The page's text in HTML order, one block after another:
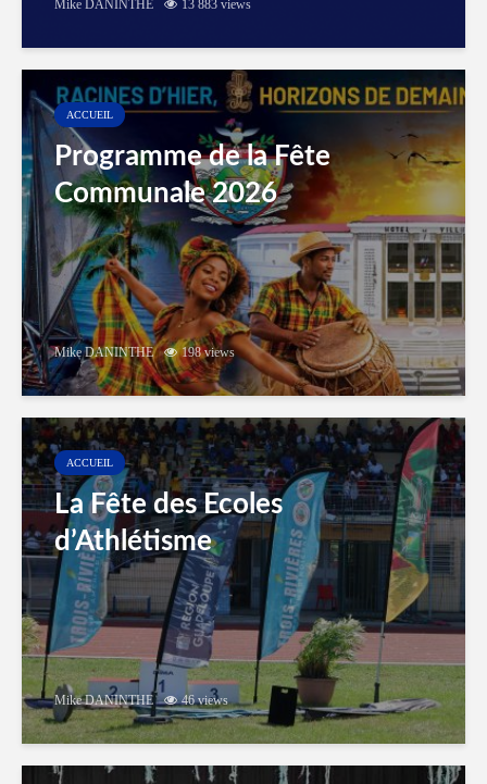
Mike DANINTHE 13 883 views
ACCUEIL
Programme de la Fête
Communale 2026
Mike DANINTHE 198 views
ACCUEIL
La Fête des Ecoles
d’Athlétisme
Mike DANINTHE 46 views